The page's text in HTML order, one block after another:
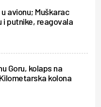
avionu; Muškarac
i putnike, reagovala
Goru, kolaps na
kolona